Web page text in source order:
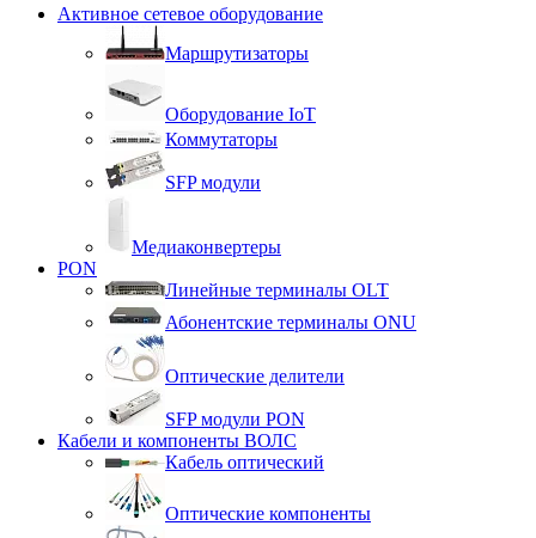
Активное сетевое оборудование
Маршрутизаторы
Оборудование IoT
Коммутаторы
SFP модули
Медиаконвертеры
PON
Линейные терминалы OLT
Абонентские терминалы ONU
Оптические делители
SFP модули PON
Кабели и компоненты ВОЛС
Кабель оптический
Оптические компоненты